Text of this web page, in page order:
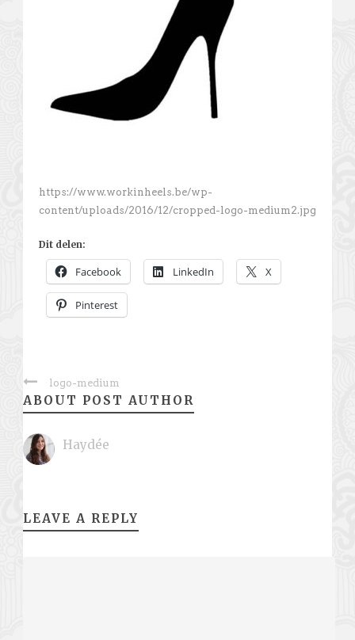
https://www.workinheels.be/wp-
content/uploads/2016/12/cropped-logo-medium2.jpg
Dit delen:
Facebook LinkedIn X
Pinterest
logo-medium
ABOUT POST AUTHOR
Haydée
LEAVE A REPLY